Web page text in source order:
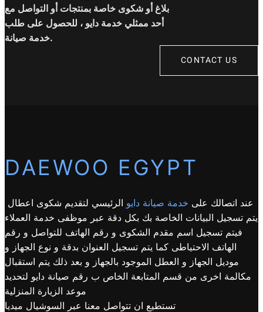
بلاغ أو شكوى خاصة بمنتجات أو التواصل مع
أحد ممثلي خدمة دايو ، للحصول على طلب
خدمة صيانة.
CONTACT US
DAEWOO EGYPT
عند اتصالك على خدمة صيانة دايو الرئيسي لتقديم شكوى اعطال
يتم تسجيل البيانات الخاصة بك بكل دقة عبر موظفى خدمة العملاء
فيتم تسجيل اسم مقدم الشكوى و رقم الهاتف للتواصل و رقم
الهاتف الاحتياطى كما يتم تسجيل العنوان بدقة و نوع الجهاز و
موديل الجهاز و العطل الموجود بالجهاز و بعد ذلك يتم استقبال
مكالمة اخرى من قسم المتابعة الخاص ب رقم صيانة دايو لتحديد
موعد الزيارة المنزلية
تستطيع ان تتواصل معنا عبر السوشيال ميديا